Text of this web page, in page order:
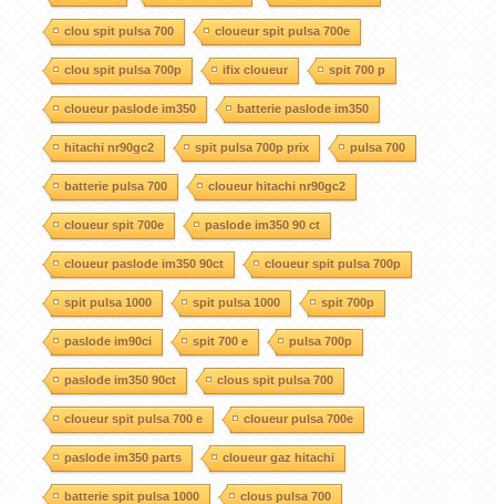
clou spit pulsa 700 cloueur spit pulsa 700e
clou spit pulsa 700p ifix cloueur spit 700 p
cloueur paslode im350 batterie paslode im350
hitachi nr90gc2 spit pulsa 700p prix pulsa 700
batterie pulsa 700 cloueur hitachi nr90gc2
cloueur spit 700e paslode im350 90 ct
cloueur paslode im350 90ct cloueur spit pulsa 700p
spit pulsa 1000 spit pulsa 1000 spit 700p
paslode im90ci spit 700 e pulsa 700p
paslode im350 90ct clous spit pulsa 700
cloueur spit pulsa 700 e cloueur pulsa 700e
paslode im350 parts cloueur gaz hitachi
batterie spit pulsa 1000 clous pulsa 700